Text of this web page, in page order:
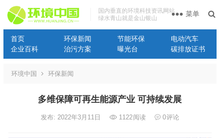
国内垂直的环境科技资讯网站
绿水青山就是金山银山
首页 环保新闻 节能环保
电动汽车
企业百科
治污方案 曝光台 碳排放证书
菜单
环境中国 环保新闻
多维保障可再生能源产业 可持续发展
发布: 2022年3月11日 1122阅读 0评论